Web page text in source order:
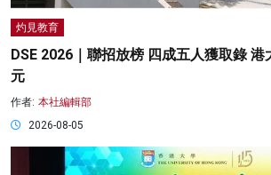
灼見教育
DSE 2026｜聯招放榜 四成五人獲取錄
元
作者: 本社編輯部
2026-08-05